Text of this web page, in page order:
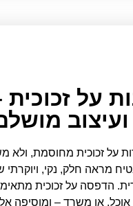
על זכוכית
על זכוכית מחוסמת, ולא
מראה חלק, נקי, ויוקרתי
הדפסה על זכוכית
או משרד – ומוסיפה